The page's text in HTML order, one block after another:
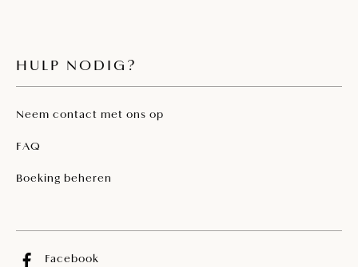
HULP NODIG?
Neem contact met ons op
FAQ
Boeking beheren
Facebook